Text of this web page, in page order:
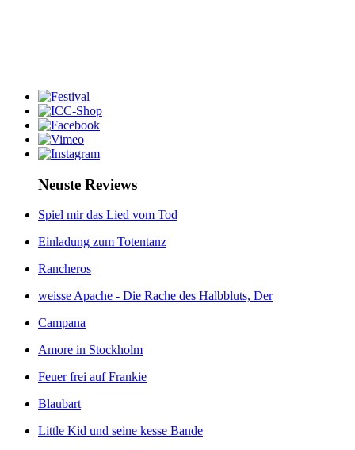
Neuste Reviews
Spiel mir das Lied vom Tod
Einladung zum Totentanz
Rancheros
weisse Apache - Die Rache des Halbbluts, Der
Campana
Amore in Stockholm
Feuer frei auf Frankie
Blaubart
Little Kid und seine kesse Bande